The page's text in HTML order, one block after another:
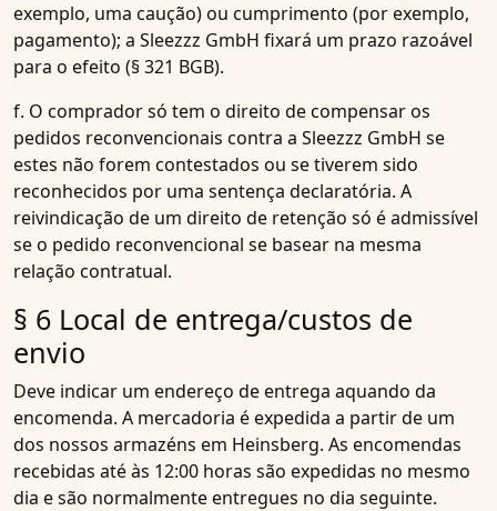
exemplo, uma caução) ou cumprimento (por exemplo,
pagamento); a Sleezzz GmbH fixará um prazo razoável
para o efeito (§ 321 BGB).
f. O comprador só tem o direito de compensar os
pedidos reconvencionais contra a Sleezzz GmbH se
estes não forem contestados ou se tiverem sido
reconhecidos por uma sentença declaratória. A
reivindicação de um direito de retenção só é admissível
se o pedido reconvencional se basear na mesma
relação contratual.
§ 6 Local de entrega/custos de
envio
Deve indicar um endereço de entrega aquando da
encomenda. A mercadoria é expedida a partir de um
dos nossos armazéns em Heinsberg. As encomendas
recebidas até às 12:00 horas são expedidas no mesmo
dia e são normalmente entregues no dia seguinte.